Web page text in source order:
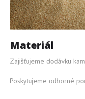
Hutnící technika
Drobná mechanizace
Materiál
Provádíme
Galerie
Materiál
Zajišťujeme dodávku
Poskytujeme odborné